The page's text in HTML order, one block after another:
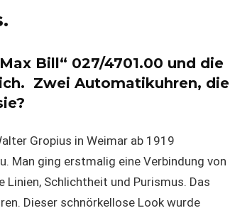
Bill“ 027/4701.00 und die
Zwei Automatikuhren, die
Gropius in Weimar ab 1919
Man ging erstmalig eine Verbindung von
Schlichtheit und Purismus. Das
Dieser schnörkellose Look wurde